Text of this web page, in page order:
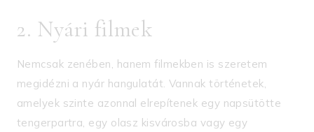
2. Nyári filmek
Nemcsak zenében, hanem filmekben is szeretem
megidézni a nyár hangulatát. Vannak történetek,
amelyek szinte azonnal elrepítenek egy napsütötte
tengerpartra, egy olasz kisvárosba vagy egy